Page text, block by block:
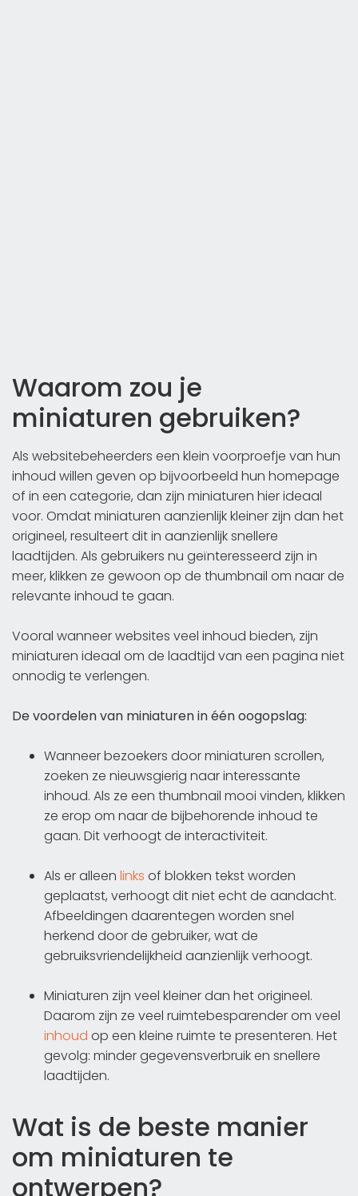
Waarom zou je
miniaturen gebruiken?
Als websitebeheerders een klein voorproefje van hun
inhoud willen geven op bijvoorbeeld hun homepage
of in een categorie, dan zijn miniaturen hier ideaal
voor. Omdat miniaturen aanzienlijk kleiner zijn dan het
origineel, resulteert dit in aanzienlijk snellere
laadtijden. Als gebruikers nu geïnteresseerd zijn in
meer, klikken ze gewoon op de thumbnail om naar de
relevante inhoud te gaan.
Vooral wanneer websites veel inhoud bieden, zijn
miniaturen ideaal om de laadtijd van een pagina niet
onnodig te verlengen.
De voordelen van miniaturen in één oogopslag:
Wanneer bezoekers door miniaturen scrollen,
zoeken ze nieuwsgierig naar interessante
inhoud. Als ze een thumbnail mooi vinden, klikken
ze erop om naar de bijbehorende inhoud te
gaan. Dit verhoogt de interactiviteit.
Als er alleen links of blokken tekst worden
geplaatst, verhoogt dit niet echt de aandacht.
Afbeeldingen daarentegen worden snel
herkend door de gebruiker, wat de
gebruiksvriendelijkheid aanzienlijk verhoogt.
Miniaturen zijn veel kleiner dan het origineel.
Daarom zijn ze veel ruimtebesparender om veel
inhoud op een kleine ruimte te presenteren. Het
gevolg: minder gegevensverbruik en snellere
laadtijden.
Wat is de beste manier
om miniaturen te
ontwerpen?